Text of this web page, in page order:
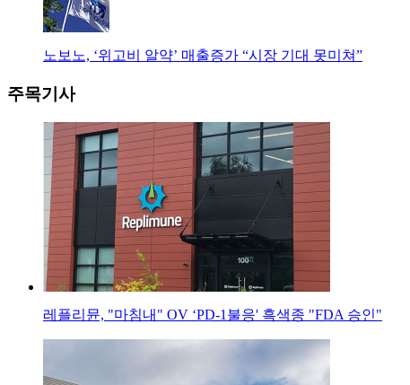
노보노, ‘위고비 알약’ 매출증가 “시장 기대 못미쳐”
주목기사
레플리뮨, "마침내" OV ‘PD-1불응' 흑색종 "FDA 승인"